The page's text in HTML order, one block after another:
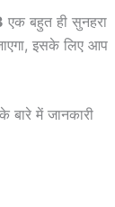
एक बहुत ही सुनहरा
इसके लिए आप
के बारे में जानकारी